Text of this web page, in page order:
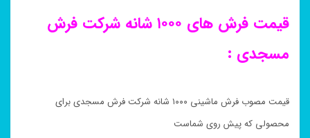
قیمت فرش های ۱۰۰۰ شانه شرکت فرش
مسجدی :
قیمت مصوب فرش ماشینی ۱۰۰۰ شانه شرکت فرش مسجدی برای
محصولی که پیش روی شماست